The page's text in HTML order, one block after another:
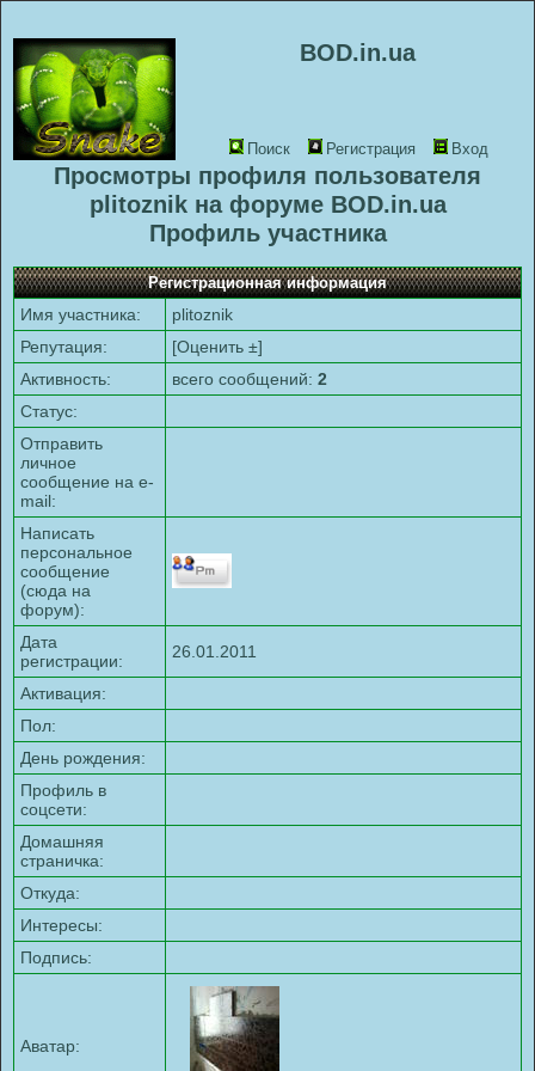
BOD.in.ua
Поиск Регистрация Вход
Просмотры профиля пользователя
plitoznik на форуме BOD.in.ua
Профиль участника
Регистрационная информация
Имя участника:
plitoznik
Репутация:
[Оценить ±]
Активность:
всего сообщений: 2
Статус:
Отправить
личное
сообщение на e-
mail:
Написать
персональное
сообщение
(сюда на
форум):
Дата
регистрации:
26.01.2011
Активация:
Пол:
День рождения:
Профиль в
соцсети:
Домашняя
страничка:
Откуда:
Интересы:
Подпись:
Аватар: